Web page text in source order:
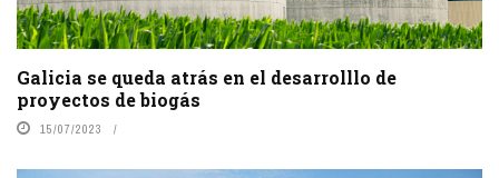
Galicia se queda atrás en el desarrolllo de
proyectos de biogás
15/07/2023